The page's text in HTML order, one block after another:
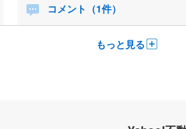
コメント（1件）
もっと見る